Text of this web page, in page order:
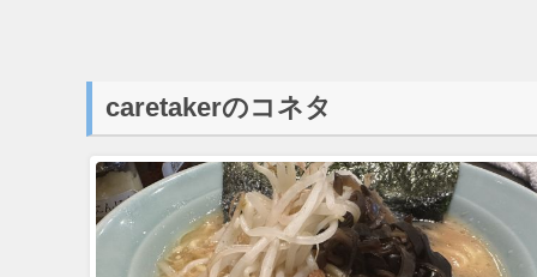
caretakerのコネタ